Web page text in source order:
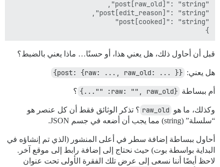
}
قبل أن أحاول ذلك، هل يعني هذا، أو حسنًا… ماذا يعني بالضبط؟
هل يعني: {post: {raw: ..., raw_old: ... }}
أم ببساطة {raw: "", raw_old: ""...} ؟
وكذلك، ما هو raw_old ؟ تذكر الوثائق فقط أن كل عنصر هو
“سلسلة” (string) مما يجب أن أضعه في جسم JSON.
أحاول ببساطة إضافة سطر في أعلى المنشور (الذي تم إنشاؤه في
البداية بواسطة بوت) حيث نحتاج إلى إضافة رابط إلى موقع آخر.
لاحظ أيضًا أننا نسعى إلى عرض تلك الفقرة الأولى تحت عنوان